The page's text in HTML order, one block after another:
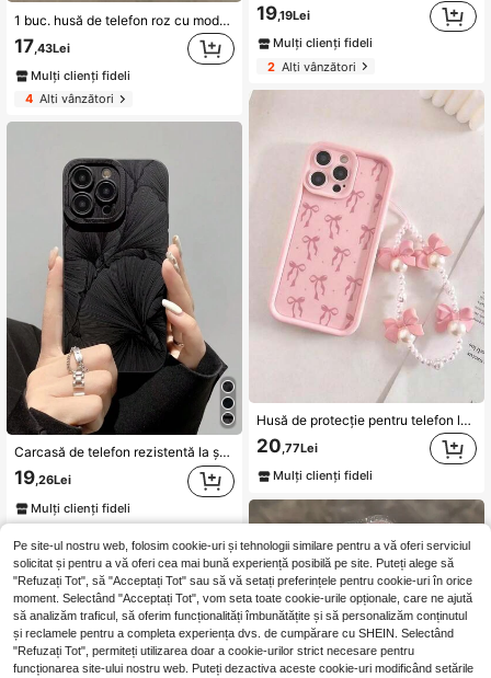
1 buc. husă de telefon roz cu model dungat, textură de piele cu găuri mari, rezistentă la șocuri, din material TPU, potrivită ca cadou de sărbători, compatibilă cu Apple Xs/Xsmax/Xr/11 12 13 14 15 16pro/Promax/14 15 16plus/17, unisex
17 ,43Lei
Mulți clienți fideli
4Alți vânzători
Carcasă de telefon rezistentă la șocuri TPU cu elemente negre din plante, compatibilă cu Apple Magic Cube, cu margini netede, pictură în frunze de migdal, compatibilă cu XR/7/8, compatibilă cu 15 Pro Max, compatibilă cu 13, compatibilă cu 14, carcasă moale TPU anti-cădere vopsită, compatibilă cu Galaxy S24, compatibilă cu Galaxy S24+, compatibilă cu Galaxy S24 Ultra, compatibilă cu Galaxy S22, compatibilă cu Galaxy A13 4G, compatibilă cu Galaxy A52, A52s 5G, compatibilă cu Redmi Note 11, 11 Lite, versiune internațională, nu versiunea națională, cadou de primăvară
19,26Lei
Mulți clienți fideli
19,19Lei
Mulți clienți fideli
2Alți vânzători
Husă de protecție pentru telefon la modă cu fundiță pictată, bambu înalt roz, decupaj precis și brățară cu fluture și perle, 1 buc., husă de protecție la modă cu fundiță, compatibilă cu 11/12/13/14/15/16/16promax, husă de protecție la modă rezistentă la șocuri, compatibilă cu 17/17pro/17promax/Air, husă de protecție moale și confortabilă, compatibilă cu Samsung S26/S25/S23/S22/S21/S26 Plus/S26 Ultra, husă de telefon drăguță
20 ,77Lei
Mulți clienți fideli
Pe site-ul nostru web, folosim cookie-uri și tehnologii similare pentru a vă oferi serviciul
solicitat și pentru a vă oferi cea mai bună experiență posibilă pe site. Puteți alege să
"Refuzați Tot", să "Acceptați Tot" sau să vă setați preferințele pentru cookie-uri în orice
moment. Selectând "Acceptați Tot", vom seta toate cookie-urile opționale, care ne ajută
să analizăm traficul, să oferim funcționalități îmbunătățite și să personalizăm conținutul
și reclamele pentru a completa experiența dvs. de cumpărare cu SHEIN. Selectând
"Refuzați Tot", permiteți utilizarea doar a cookie-urilor strict necesare pentru
funcționarea site-ului nostru web. Puteți dezactiva aceste cookie-uri modificând setările